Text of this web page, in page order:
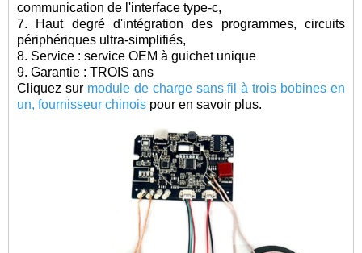
communication de l'interface type-c,
7. Haut degré d'intégration des programmes, circuits
périphériques ultra-simplifiés,
8. Service : service OEM à guichet unique
9. Garantie : TROIS ans
Cliquez sur module de charge sans fil à trois bobines en
un, fournisseur chinois pour en savoir plus.